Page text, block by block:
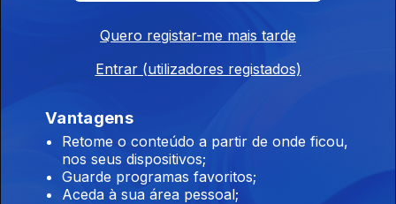
educação sobre os exames
3h Caso Luís Neves. PR reitera preservação
das instituições
Quero registar-me mais tarde
Entrar (utilizadores registados)
Vantagens
Retome o conteúdo a partir de onde ficou,
nos seus dispositivos;
Guarde programas favoritos;
Aceda à sua área pessoal;